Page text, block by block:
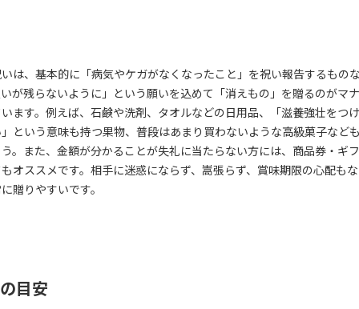
は、基本的に「病気やケガがなくなったこと」を祝い報告するもの
が残らないように」という願いを込めて「消えもの」を贈るのがマ
ます。例えば、石鹸や洗剤、タオルなどの日用品、「滋養強壮をつ
という意味も持つ果物、普段はあまり買わないような高級菓子など
。また、金額が分かることが失礼に当たらない方には、商品券・ギ
オススメです。相手に迷惑にならず、嵩張らず、賞味期限の心配も
贈りやすいです。
目安